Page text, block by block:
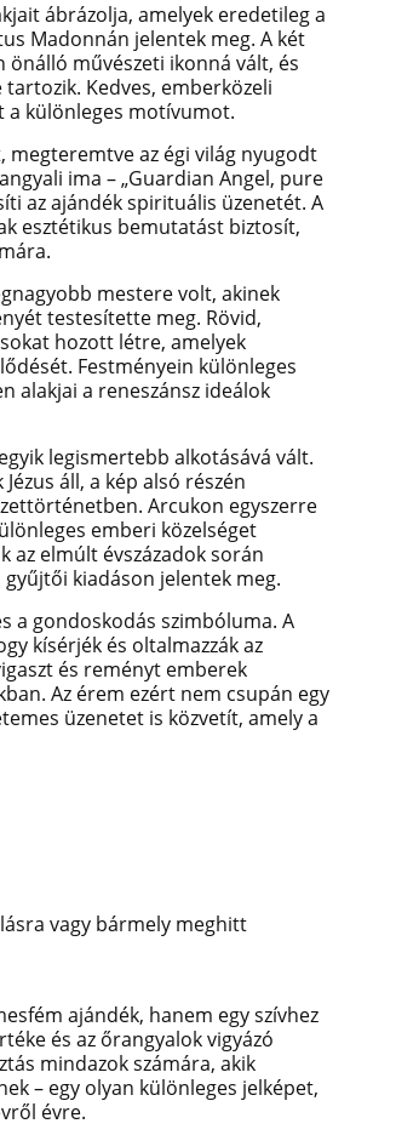
ábrázolja, amelyek eredetileg a
Madonnán jelentek meg. A két
önálló művészeti ikonná vált, és
Kedves, emberközeli
a különleges motívumot.
megteremtve az égi világ nyugodt
ima – „Guardian Angel, pure
az ajándék spirituális üzenetét. A
esztétikus bemutatást biztosít,
mestere volt, akinek
testesítette meg. Rövid,
hozott létre, amelyek
Festményein különleges
alakjai a reneszánsz ideálok
legismertebb alkotásává vált.
áll, a kép alsó részén
Arcukon egyszerre
emberi közelséget
az elmúlt évszázadok során
kiadáson jelentek meg.
a gondoskodás szimbóluma. A
kísérjék és oltalmazzák az
és reményt emberek
Az érem ezért nem csupán egy
üzenetet is közvetít, amely a
vagy bármely meghitt
ajándék, hanem egy szívhez
és az őrangyalok vigyázó
mindazok számára, akik
– egy olyan különleges jelképet,
évre.